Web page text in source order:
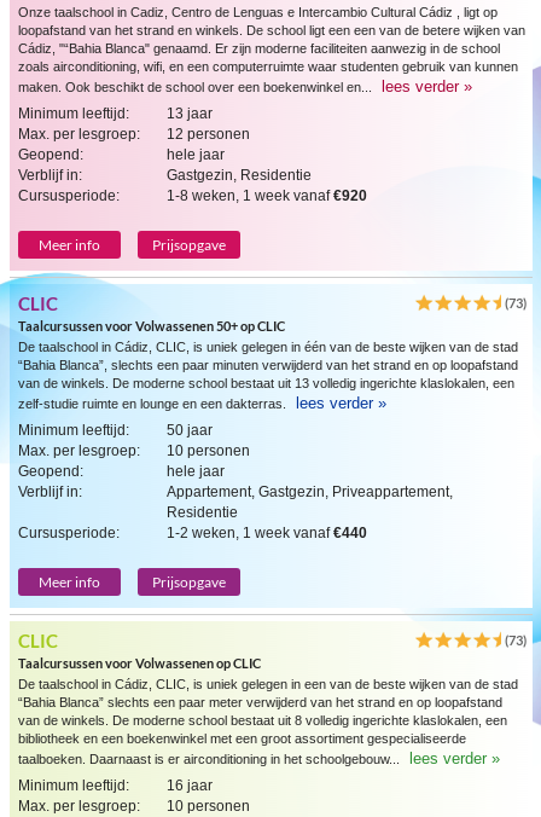
Onze taalschool in Cadiz, Centro de Lenguas e Intercambio Cultural Cádiz , ligt op
loopafstand van het strand en winkels. De school ligt een een van de betere wijken van
Cádiz, "“Bahia Blanca" genaamd. Er zijn moderne faciliteiten aanwezig in de school
zoals airconditioning, wifi, en een computerruimte waar studenten gebruik van kunnen
maken. Ook beschikt de school over een boekenwinkel en...
lees verder »
Minimum leeftijd:
13 jaar
Max. per lesgroep:
12 personen
Geopend:
hele jaar
Verblijf in:
Gastgezin, Residentie
Cursusperiode:
1-8 weken, 1 week vanaf€920
Meer info Prijsopgave
CLIC
(73)
Taalcursussen voor Volwassenen 50+ op CLIC
De taalschool in Cádiz, CLIC, is uniek gelegen in één van de beste wijken van de stad
“Bahia Blanca”, slechts een paar minuten verwijderd van het strand en op loopafstand
van de winkels. De moderne school bestaat uit 13 volledig ingerichte klaslokalen, een
zelf-studie ruimte en lounge en een dakterras.
lees verder »
Minimum leeftijd:
50 jaar
Max. per lesgroep:
10 personen
Geopend:
hele jaar
Verblijf in:
Appartement, Gastgezin, Priveappartement,
Residentie
Cursusperiode:
1-2 weken, 1 week vanaf€440
Meer info Prijsopgave
CLIC
(73)
Taalcursussen voor Volwassenen op CLIC
De taalschool in Cádiz, CLIC, is uniek gelegen in een van de beste wijken van de stad
“Bahia Blanca” slechts een paar meter verwijderd van het strand en op loopafstand
van de winkels. De moderne school bestaat uit 8 volledig ingerichte klaslokalen, een
bibliotheek en een boekenwinkel met een groot assortiment gespecialiseerde
taalboeken. Daarnaast is er airconditioning in het schoolgebouw...
lees verder »
Minimum leeftijd:
16 jaar
Max. per lesgroep:
10 personen